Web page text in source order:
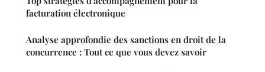
facturation électronique
Analyse approfondie des sanctions en droit de la
concurrence : Tout ce que vous devez savoir